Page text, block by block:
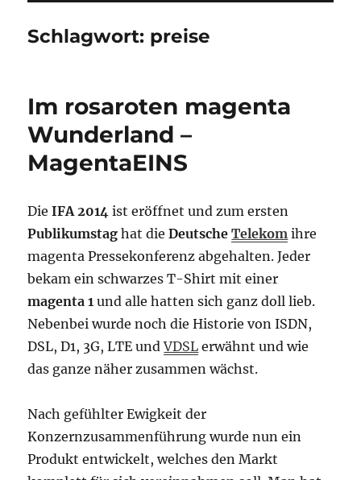
Schlagwort: preise
Im rosaroten magenta
Wunderland –
MagentaEINS
DieIFA 2014 ist eröffnet und zum ersten
Publikumstag hat dieDeutscheTelekom ihre
magenta Pressekonferenz abgehalten. Jeder
bekam ein schwarzes T-Shirt mit einer
magenta 1 und alle hatten sich ganz doll lieb.
Nebenbei wurde noch die Historie von ISDN,
DSL, D1, 3G, LTE undVDSL erwähnt und wie
das ganze näher zusammen wächst.
Nach gefühlter Ewigkeit der
Konzernzusammenführung wurde nun ein
Produkt entwickelt, welches den Markt